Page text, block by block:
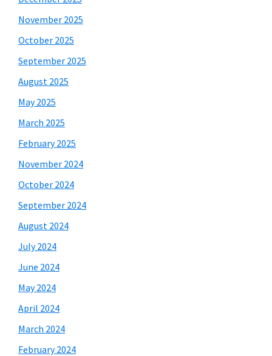
November 2025
October 2025
September 2025
August 2025
May 2025
March 2025
February 2025
November 2024
October 2024
September 2024
August 2024
July 2024
June 2024
May 2024
April 2024
March 2024
February 2024